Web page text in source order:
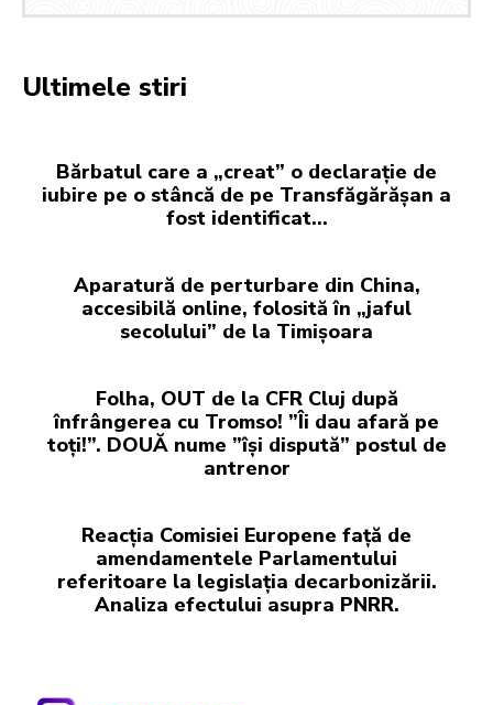
Ultimele stiri
Bărbatul care a „creat” o declarație de
iubire pe o stâncă de pe Transfăgărășan a
fost identificat…
Aparatură de perturbare din China,
accesibilă online, folosită în „jaful
secolului” de la Timișoara
Folha, OUT de la CFR Cluj după
înfrângerea cu Tromso! ”Îi dau afară pe
toți!”. DOUĂ nume ”își dispută” postul de
antrenor
Reacția Comisiei Europene față de
amendamentele Parlamentului
referitoare la legislația decarbonizării.
Analiza efectului asupra PNRR.